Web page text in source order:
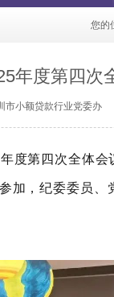
您的
年度第四次
市小额贷款行业党委办
年度第四次全体会
加，纪委委员、